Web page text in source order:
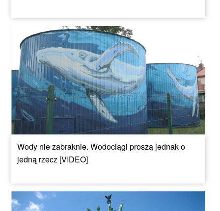
Wody nie zabraknie. Wodociągi proszą jednak o
jedną rzecz [VIDEO]